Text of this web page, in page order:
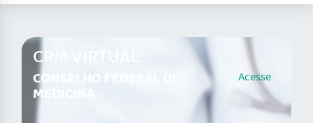
CRM VIRTUAL
CONSELHO FEDERAL DE
MEDICINA
Acesse